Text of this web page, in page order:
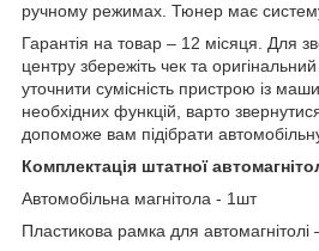
ручному режимах. Тюнер має
Гарантія на товар – 12 місяця. Для
центру збережіть чек та
уточнити сумісність пристрою із
необхідних функцій, варто
допоможе вам підібрати
Комплектація штатної
Автомобільна магнітола - 1шт
Пластикова рамка для